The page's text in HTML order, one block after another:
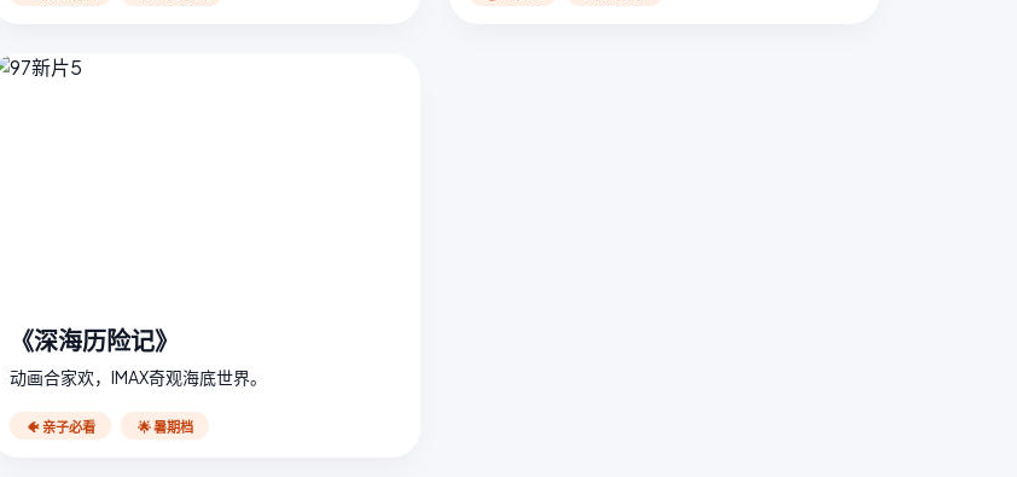
《深海历险记》
动画合家欢，IMAX奇观海底世界。
🐠 亲子必看 🌟 暑期档